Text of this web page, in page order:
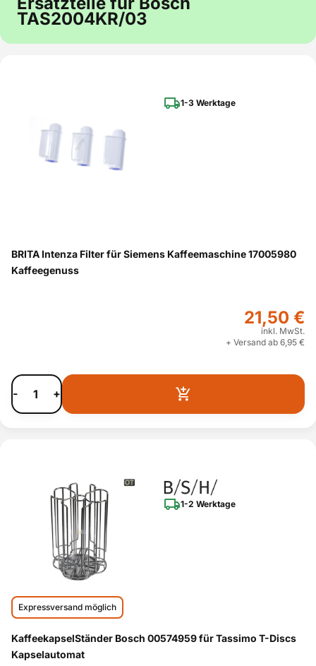
TAS2004KR/03
1-3 Werktage
BRITA Intenza Filter für Siemens Kaffeemaschine 17005980
Kaffeegenuss
21,50 €
inkl. MwSt.
+ Versand ab 6,95 €
- +
1-2 Werktage
Expressversand möglich
KaffeekapselStänder Bosch 00574959 für Tassimo T-Discs
Kapselautomat